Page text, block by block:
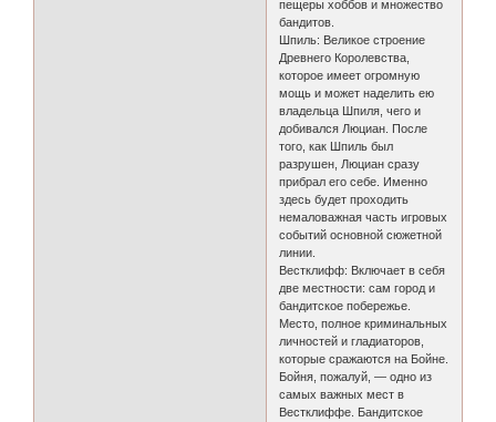
пещеры хоббов и множество
бандитов.
Шпиль: Великое строение
Древнего Королевства,
которое имеет огромную
мощь и может наделить ею
владельца Шпиля, чего и
добивался Люциан. После
того, как Шпиль был
разрушен, Люциан сразу
прибрал его себе. Именно
здесь будет проходить
немаловажная часть игровых
событий основной сюжетной
линии.
Вестклифф: Включает в себя
две местности: сам город и
бандитское побережье.
Место, полное криминальных
личностей и гладиаторов,
которые сражаются на Бойне.
Бойня, пожалуй, — одно из
самых важных мест в
Вестклиффе. Бандитское